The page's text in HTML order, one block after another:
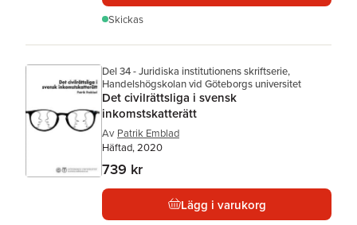
Skickas
Del 34 - Juridiska institutionens skriftserie,
Handelshögskolan vid Göteborgs universitet
Det civilrättsliga i svensk
inkomstskatterätt
Av Patrik Emblad
Häftad, 2020
739 kr
Lägg i varukorg